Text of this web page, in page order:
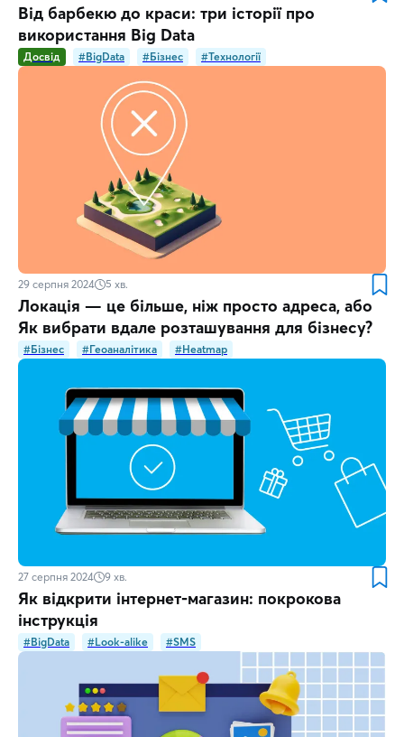
Від барбекю до краси: три історії про
використання Big Data
Досвід #BigData #Бізнес #Технології
29 серпня 2024 5 хв.
Локація — це більше, ніж просто адреса, або
Як вибрати вдале розташування для бізнесу?
#Бізнес #Геоаналітика #Heatmap
27 серпня 2024 9 хв.
Як відкрити інтернет-магазин: покрокова
інструкція
#BigData #Look-alike #SMS